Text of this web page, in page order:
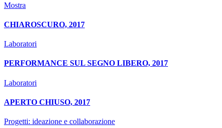
Mostra
CHIAROSCURO, 2017
Laboratori
PERFORMANCE SUL SEGNO LIBERO, 2017
Laboratori
APERTO CHIUSO, 2017
Progetti: ideazione e collaborazione